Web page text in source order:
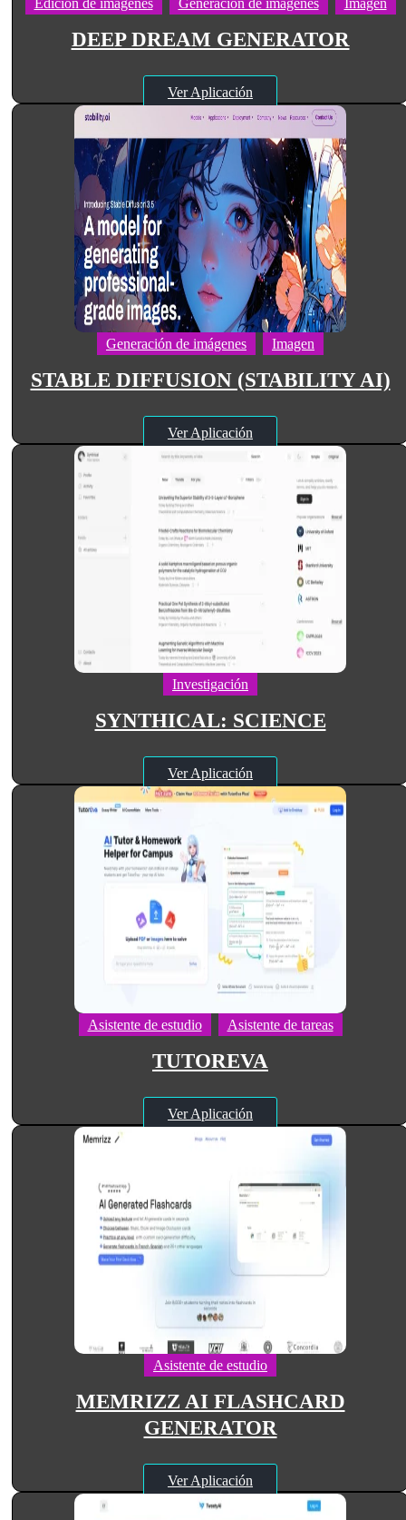
Edición de imágenes Generación de imágenes Imagen
DEEP DREAM GENERATOR
Ver Aplicación
Generación de imágenes Imagen
STABLE DIFFUSION (STABILITY AI)
Ver Aplicación
Investigación
SYNTHICAL: SCIENCE
Ver Aplicación
Asistente de estudio Asistente de tareas
TUTOREVA
Ver Aplicación
Asistente de estudio
MEMRIZZ AI FLASHCARD
GENERATOR
Ver Aplicación